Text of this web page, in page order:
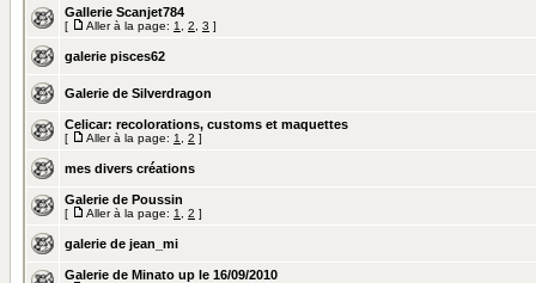
Gallerie Scanjet784
[ Aller à la page: 1 2 3 ]
galerie pisces62
Galerie de Silverdragon
Celicar: recolorations, customs et maquettes
[ Aller à la page: 1 2 ]
mes divers créations
Galerie de Poussin
[ Aller à la page: 1 2 ]
galerie de jean_mi
Galerie de Minato up le 16/09/2010